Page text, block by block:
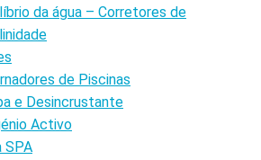
da água – Corretores de
de Piscinas
e Desincrustante
Activo
SPA